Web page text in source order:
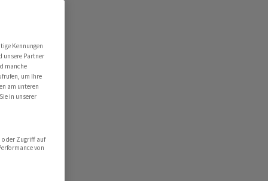
Kennungen
unsere Partner
manche
um Ihre
am unteren
in unserer
oder Zugriff auf
von